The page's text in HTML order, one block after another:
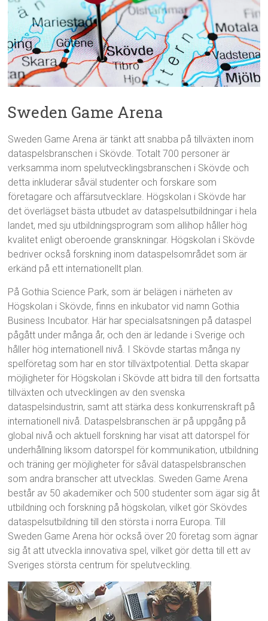
Sweden Game Arena
Sweden Game Arena är tänkt att snabba på tillväxten inom
dataspelsbranschen i Skövde. Totalt 700 personer är
verksamma inom spelutvecklingsbranschen i Skövde och
detta inkluderar såväl studenter och forskare som
företagare och affärsutvecklare. Högskolan i Skövde har
det överlägset bästa utbudet av dataspelsutbildningar i hela
landet, med sju utbildningsprogram som allihop håller hög
kvalitet enligt oberoende granskningar. Högskolan i Skövde
bedriver också forskning inom dataspelsområdet som är
erkänd på ett internationellt plan.
På Gothia Science Park, som är belägen i närheten av
Högskolan i Skövde, finns en inkubator vid namn Gothia
Business Incubator. Här har specialsatsningen på dataspel
pågått under många år, och den är ledande i Sverige och
håller hög internationell nivå. I Skövde startas många ny
spelföretag som har en stor tillväxtpotential. Detta skapar
möjligheter för Högskolan i Skövde att bidra till den fortsatta
tillväxten och utvecklingen av den svenska
dataspelsindustrin, samt att stärka dess konkurrenskraft på
internationell nivå. Dataspelsbranschen är på uppgång på
global nivå och aktuell forskning har visat att datorspel för
underhållning liksom datorspel för kommunikation, utbildning
och träning ger möjligheter för såväl dataspelsbranschen
som andra branscher att utvecklas. Sweden Game Arena
består av 50 akademiker och 500 studenter som ägar sig åt
utbildning och forskning på högskolan, vilket gör Skövdes
dataspelsutbildning till den största i norra Europa. Till
Sweden Game Arena hör också över 20 företag som ägnar
sig åt att utveckla innovativa spel, vilket gör detta till ett av
Sveriges största centrum för spelutveckling.